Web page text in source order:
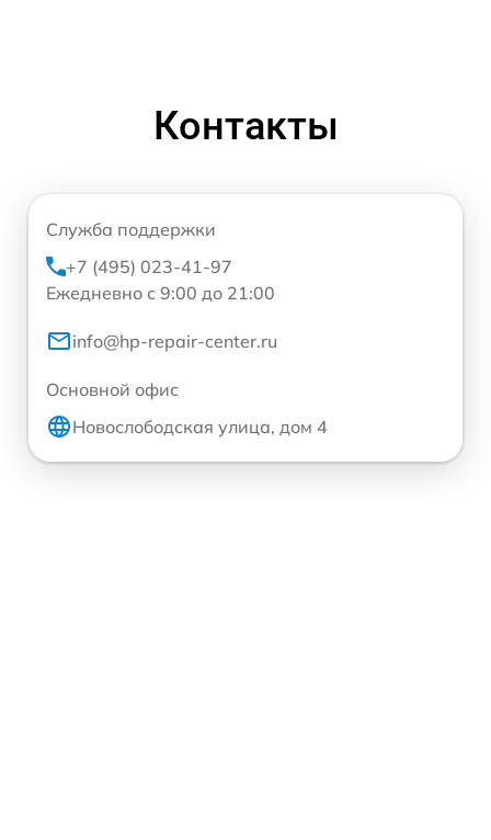
Контакты
Служба поддержки
+7 (495) 023-41-97
Ежедневно с 9:00 до 21:00
info@hp-repair-center.ru
Основной офис
Новослободская улица, дом 4